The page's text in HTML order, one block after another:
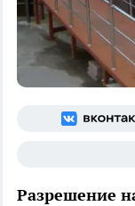
Разрешение